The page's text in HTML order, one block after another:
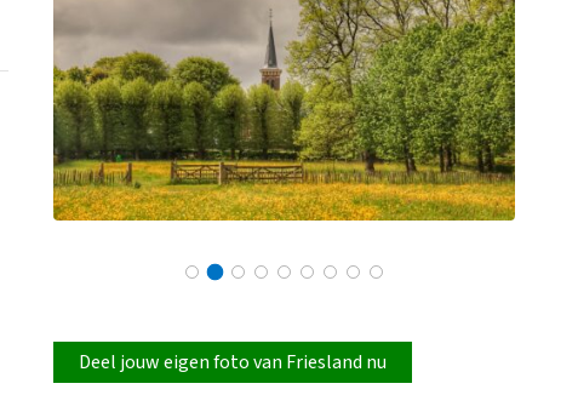
Deel jouw eigen foto van Friesland nu